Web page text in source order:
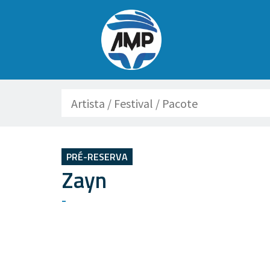
PRÉ-RESERVA
Zayn
-